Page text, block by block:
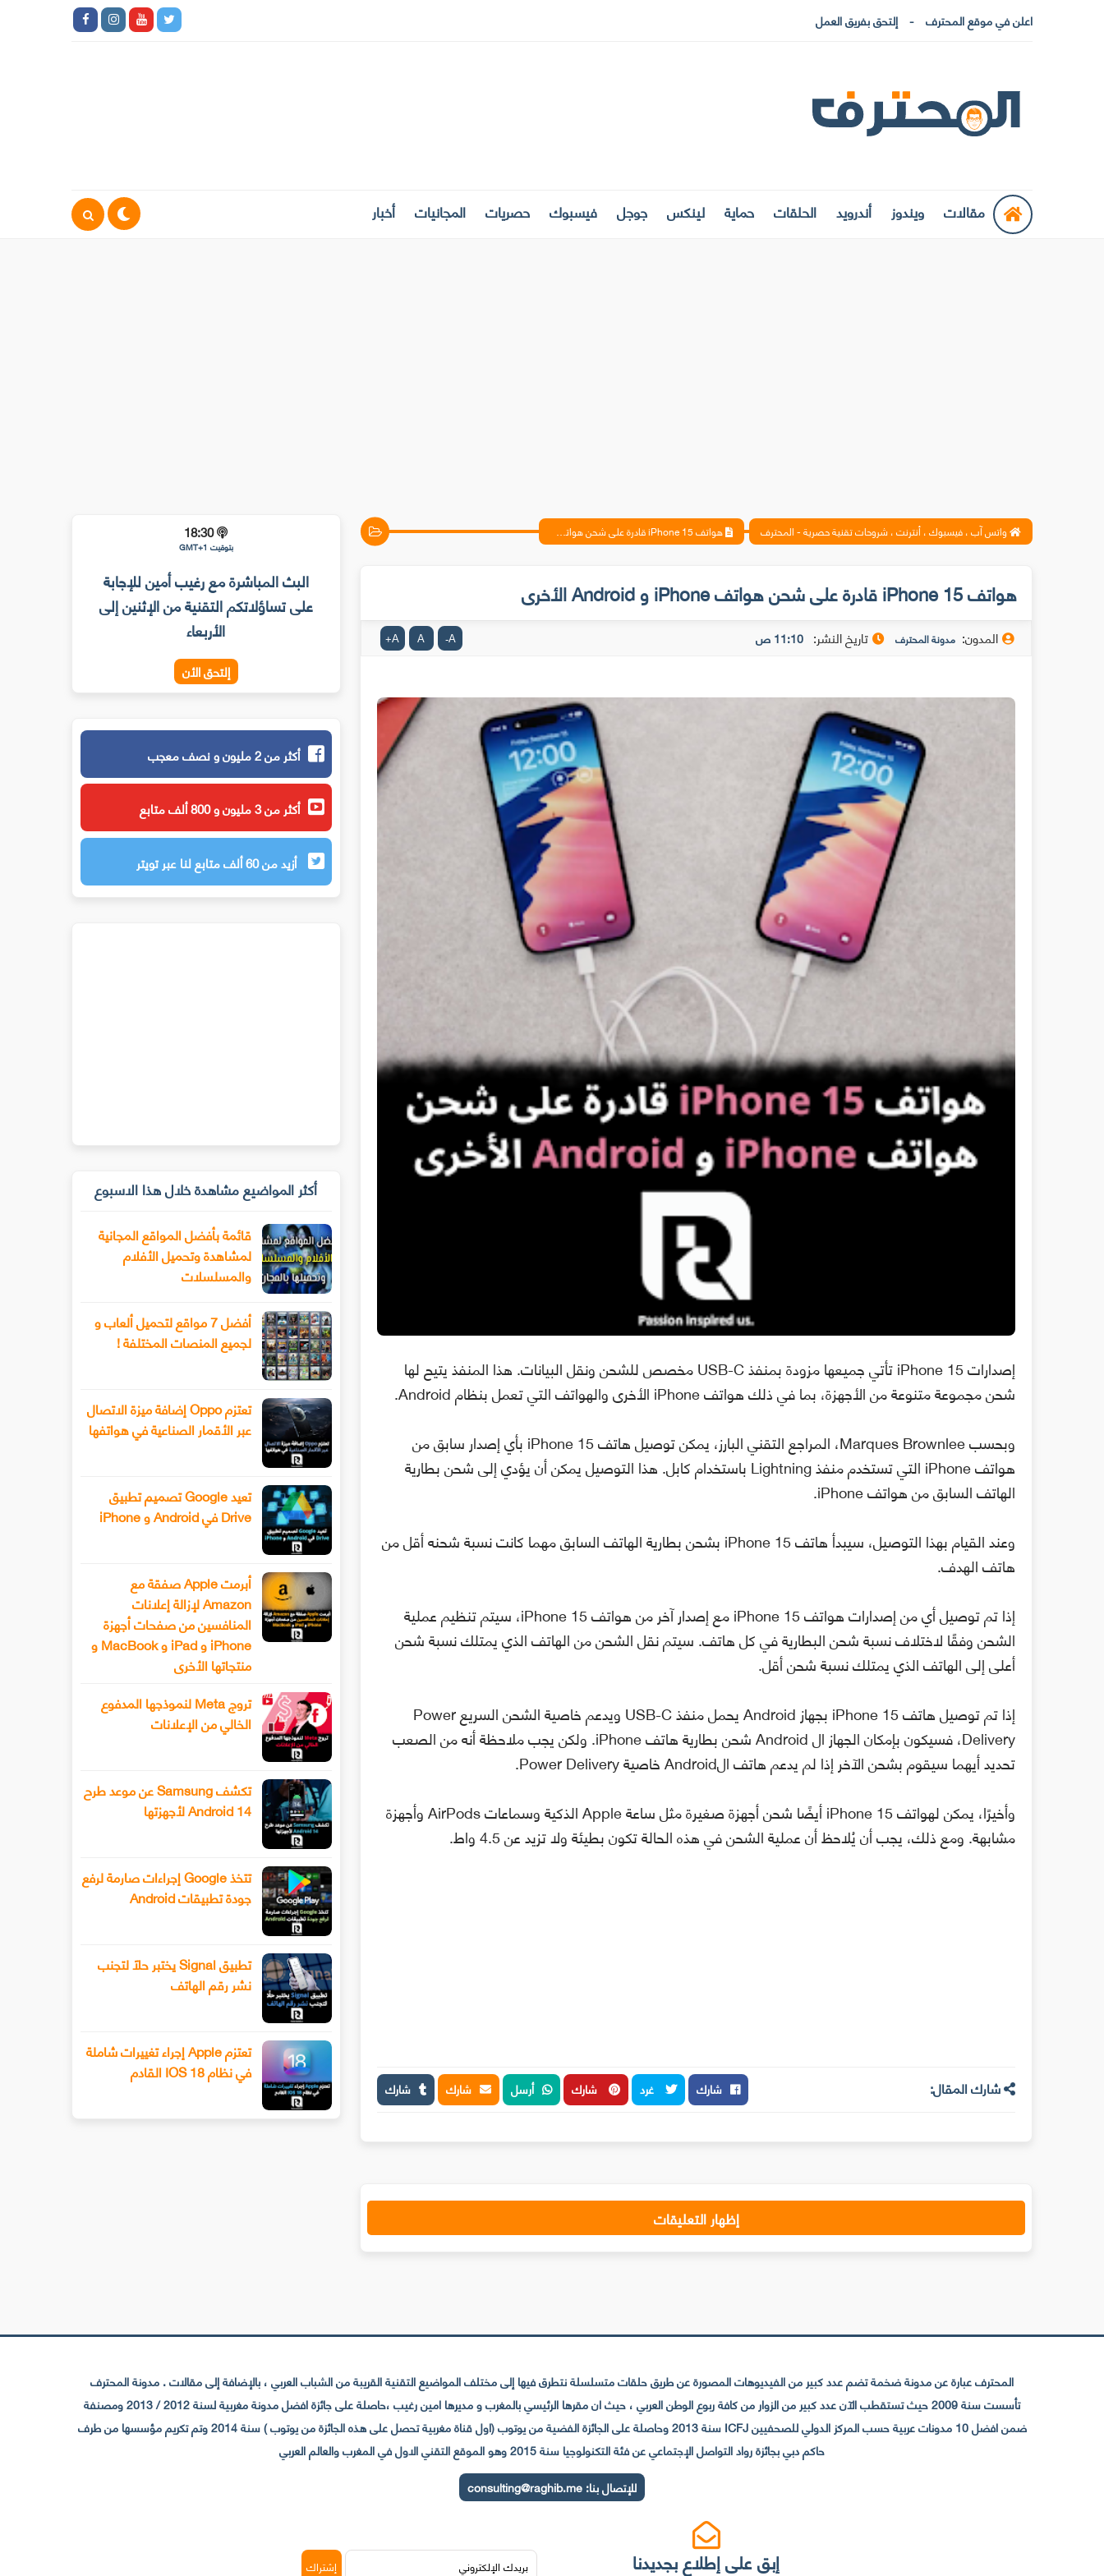
اعلن في موقع المحترف إلتحق بفريق العمل
مقالات ويندوز أندرويد الحلقات حماية لينكس جوجل فيسبوك حصريات المجانيات أخبار
واتس آب ، فيسبوك ، أنترنت ، شروحات تقنية حصرية - المحترف هواتف iPhone 15 قادرة على شحن هواتف iPhone و Android الأخرى
هواتف iPhone 15 قادرة على شحن هواتف iPhone و Android الأخرى
المدون: مدونة المحترف تاريخ النشر: 11:10 ص A
-
A
A
+
إصدارات iPhone 15 تأتي جميعها مزودة بمنفذ USB-C مخصص للشحن ونقل البيانات. هذا المنفذ يتيح لها
شحن مجموعة متنوعة من الأجهزة، بما في ذلك هواتف iPhone الأخرى والهواتف التي تعمل بنظام Android.
وبحسب Marques Brownlee، المراجع التقني البارز، يمكن توصيل هاتف iPhone 15 بأي إصدار سابق من
هواتف iPhone التي تستخدم منفذ Lightning باستخدام كابل. هذا التوصيل يمكن أن يؤدي إلى شحن بطارية
الهاتف السابق من هواتف iPhone.
وعند القيام بهذا التوصيل، سيبدأ هاتف iPhone 15 بشحن بطارية الهاتف السابق مهما كانت نسبة شحنه أقل من
هاتف الهدف.
إذا تم توصيل أي من إصدارات هواتف iPhone 15 مع إصدار آخر من هواتف iPhone 15، سيتم تنظيم عملية
الشحن وفقًا لاختلاف نسبة شحن البطارية في كل هاتف. سيتم نقل الشحن من الهاتف الذي يمتلك نسبة شحن
أعلى إلى الهاتف الذي يمتلك نسبة شحن أقل.
إذا تم توصيل هاتف iPhone 15 بجهاز Android يحمل منفذ USB-C ويدعم خاصية الشحن السريع Power
Delivery، فسيكون بإمكان الجهاز ال Android شحن بطارية هاتف iPhone. ولكن يجب ملاحظة أنه من الصعب
تحديد أيهما سيقوم بشحن الآخر إذا لم يدعم هاتف الAndroid خاصية Power Delivery.
وأخيرًا، يمكن لهواتف iPhone 15 أيضًا شحن أجهزة صغيرة مثل ساعة Apple الذكية وسماعات AirPods وأجهزة
مشابهة. ومع ذلك، يجب أن يُلاحظ أن عملية الشحن في هذه الحالة تكون بطيئة ولا تزيد عن 4.5 واط.
شارك المقال: شارك غرد شارك أرسل شارك شارك
إظهار التعليقات
18:30
بتوقيت GMT+1
البث المباشرة مع رغيب أمين للإجابة
على تساؤلاتكم التقنية من الإثنين إلى
الأربعاء
إلتحق الأن
أكثر من 2 مليون و نصف معجب
أكثر من 3 مليون و 800 ألف متابع
أزيد من 60 ألف متابع لنا عبر تويتر
أكثر المواضيع مشاهدة خلال هذا الاسبوع
قائمة بأفضل المواقع المجانية
لمشاهدة وتحميل الأفلام
والمسلسلات
أفضل 7 مواقع لتحميل ألعاب و
لجميع المنصات المختلفة !
تعتزم Oppo إضافة ميزة الاتصال
عبر الأقمار الصناعية في هواتفها
تعيد Google تصميم تطبيق
Drive في Android و iPhone
أبرمت Apple صفقة مع
Amazon لإزالة إعلانات
المنافسين من صفحات أجهزة
iPhone و iPad و MacBook و
منتجاتها الأخرى
تروج Meta لنموذجها المدفوع
الخالي من الإعلانات
تكشف Samsung عن موعد طرح
Android 14 لأجهزتها
تتخذ Google إجراءات صارمة لرفع
جودة تطبيقات Android
تطبيق Signal يختبر حلًا لتجنب
نشر رقم الهاتف
تعتزم Apple إجراء تغييرات شاملة
في نظام IOS 18 القادم
المحترف عبارة عن مدونة ضخمة تضم عدد كبير من الفيديوهات المصورة عن طريق حلقات متسلسلة نتطرق فيها إلى مختلف المواضيع التقنية القريبة من الشباب العربي ، بالإضافة إلى مقالات . مدونة المحترف
تأسست سنة 2009 حيث تستقطب الآن عدد كبير من الزوار من كافة ربوع الوطن العربي ، حيث ان مقرها الرئيسي بالمغرب و مديرها امين رغيب ،حاصلة على جائزة افضل مدونة مغربية لسنة 2012 / 2013 ومصنفة
ضمن افضل 10 مدونات عربية حسب المركز الدولي للصحفيين ICFJ سنة 2013 وحاصلة على الجائزة الفضية من يوتوب (اول قناة مغربية تحصل على هذه الجائزة من يوتوب ) سنة 2014 وتم تكريم مؤسسها من طرف
حاكم دبي بجائزة رواد التواصل الإجتماعي عن فئة التكنولوجيا سنة 2015 وهو الموقع التقني الاول في المغرب والعالم العربي
للإتصال بنا:consulting@raghib.me
إبق على إطلاع بجديدنا